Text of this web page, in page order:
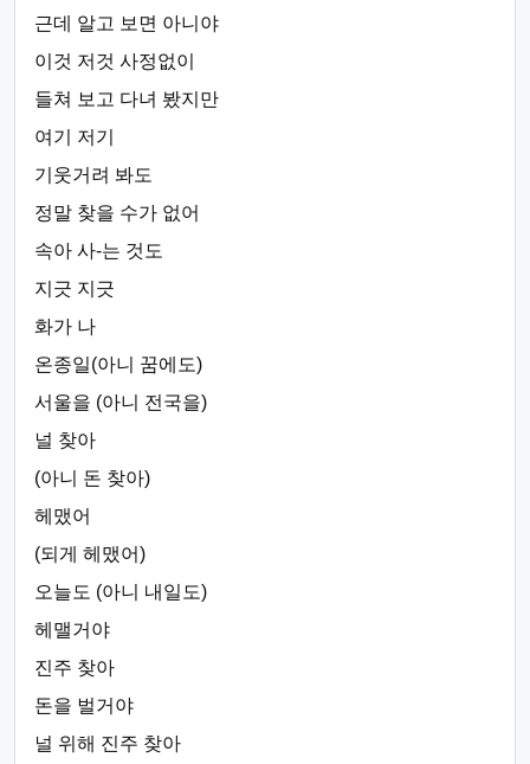
근데 알고 보면 아니야
이것 저것 사정없이
들쳐 보고 다녀 봤지만
여기 저기
기웃거려 봐도
정말 찾을 수가 없어
속아 사-는 것도
지긋 지긋
화가 나
온종일(아니 꿈에도)
서울을 (아니 전국을)
널 찾아
(아니 돈 찾아)
헤맸어
(되게 헤맸어)
오늘도 (아니 내일도)
헤맬거야
진주 찾아
돈을 벌거야
널 위해 진주 찾아